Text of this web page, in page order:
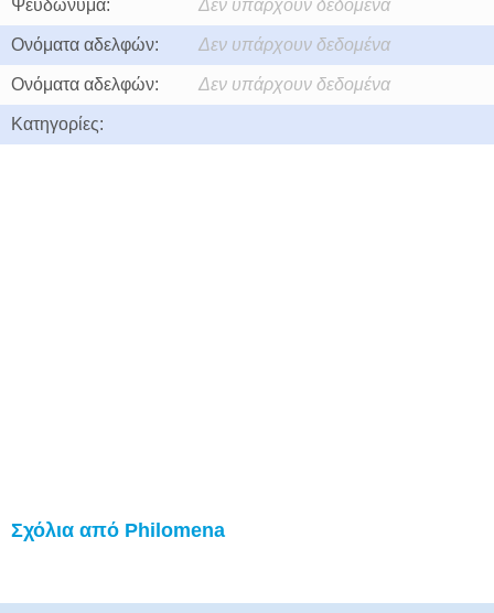
Ψευδώνυμα: Δεν υπάρχουν δεδομένα
Ονόματα αδελφών: Δεν υπάρχουν δεδομένα
Ονόματα αδελφών: Δεν υπάρχουν δεδομένα
Κατηγορίες:
Σχόλια από Philomena